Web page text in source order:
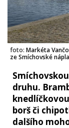
foto: Markéta
ze Smíchovské
druhu.
borš či
dalšího